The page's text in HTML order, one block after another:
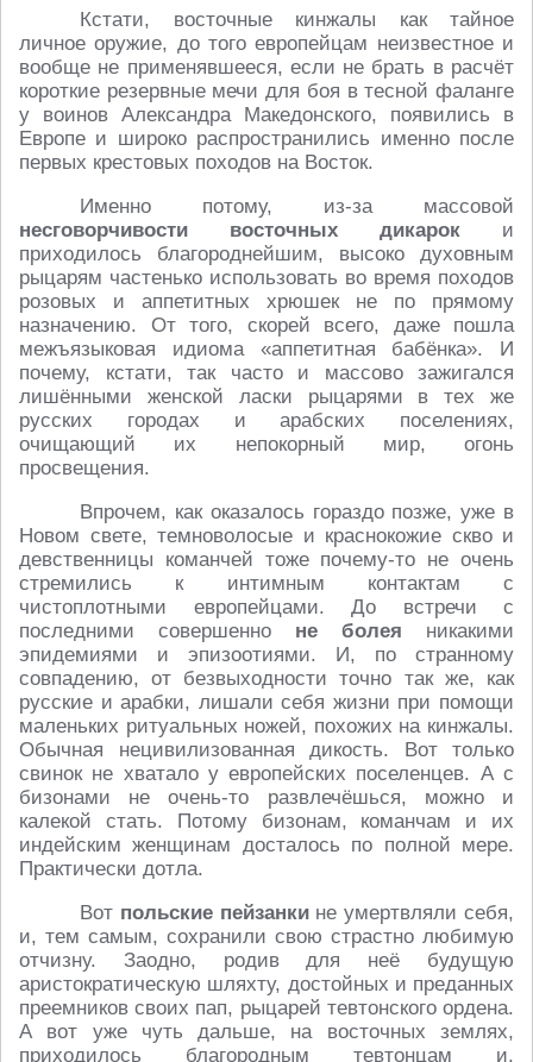
Кстати, восточные кинжалы как тайное
личное оружие, до того европейцам неизвестное и
вообще не применявшееся, если не брать в расчёт
короткие резервные мечи для боя в тесной фаланге
у воинов Александра Македонского, появились в
Европе и широко распространились именно после
первых крестовых походов на Восток.
Именно потому, из-за массовой
несговорчивости восточных дикарок и
приходилось благороднейшим, высоко духовным
рыцарям частенько использовать во время походов
розовых и аппетитных хрюшек не по прямому
назначению. От того, скорей всего, даже пошла
межъязыковая идиома «аппетитная бабёнка». И
почему, кстати, так часто и массово зажигался
лишёнными женской ласки рыцарями в тех же
русских городах и арабских поселениях,
очищающий их непокорный мир, огонь
просвещения.
Впрочем, как оказалось гораздо позже, уже в
Новом свете, темноволосые и краснокожие скво и
девственницы команчей тоже почему-то не очень
стремились к интимным контактам с
чистоплотными европейцами. До встречи с
последними совершенно не болея никакими
эпидемиями и эпизоотиями. И, по странному
совпадению, от безвыходности точно так же, как
русские и арабки, лишали себя жизни при помощи
маленьких ритуальных ножей, похожих на кинжалы.
Обычная нецивилизованная дикость. Вот только
свинок не хватало у европейских поселенцев. А с
бизонами не очень-то развлечёшься, можно и
калекой стать. Потому бизонам, команчам и их
индейским женщинам досталось по полной мере.
Практически дотла.
Вот польские пейзанкине умертвляли себя,
и, тем самым, сохранили свою страстно любимую
отчизну. Заодно, родив для неё будущую
аристократическую шляхту, достойных и преданных
преемников своих пап, рыцарей тевтонского ордена.
А вот уже чуть дальше, на восточных землях,
приходилось благородным тевтонцам и,